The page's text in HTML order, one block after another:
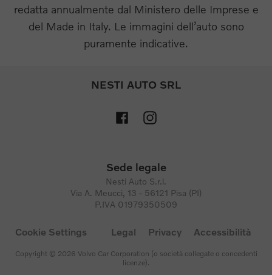
redatta annualmente dal Ministero delle Imprese e
del Made in Italy. Le immagini dell’auto sono
puramente indicative.
NESTI AUTO SRL
Sede legale
Nesti Auto S.r.l.
Via A. Meucci, 13 - 56121 Pisa (PI)
P.IVA 01979350509
Cookie Settings Legal Privacy Accessibilità
Copyright © 2026 Volvo Car Corporation (o società collegate o concedenti
licenze).